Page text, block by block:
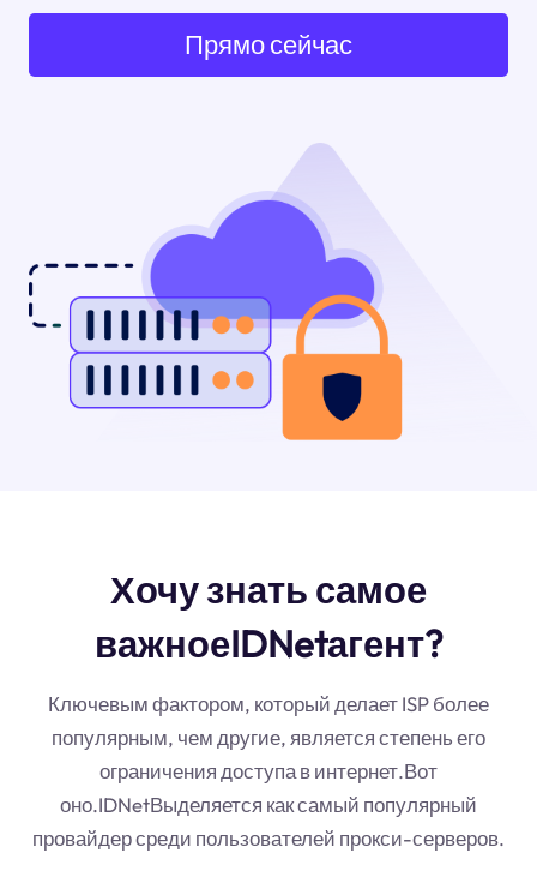
Прямо сейчас
Хочу знать самое
важноеIDNetагент?
Ключевым фактором, который делает ISP более
популярным, чем другие, является степень его
ограничения доступа в интернет.Вот
оно.IDNetВыделяется как самый популярный
провайдер среди пользователей прокси-серверов.